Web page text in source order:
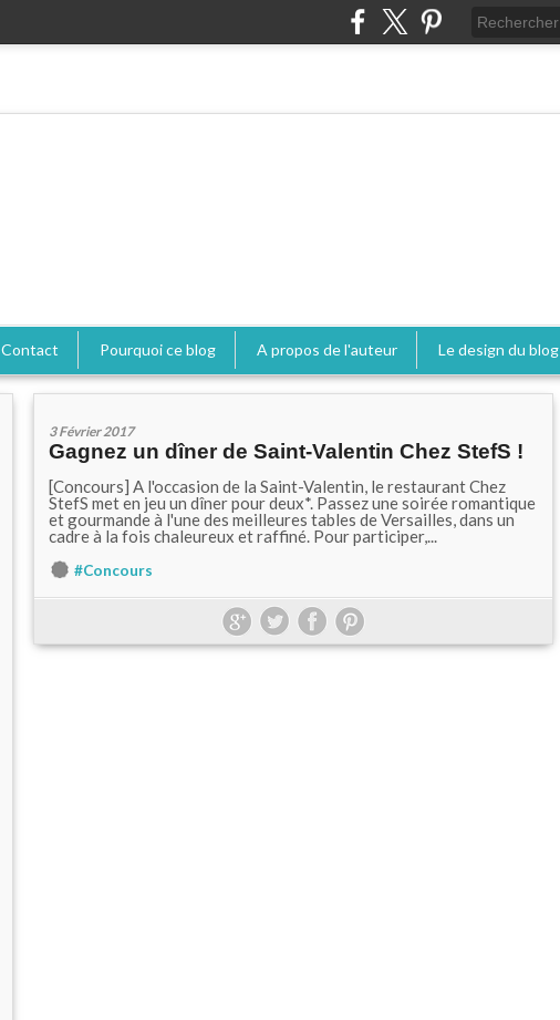
Contact Pourquoi ce blog A propos de l'auteur Le design du blog
3 Février 2017
Gagnez un dîner de Saint-Valentin Chez StefS !
[Concours] A l'occasion de la Saint-Valentin, le restaurant Chez
StefS met en jeu un dîner pour deux*. Passez une soirée romantique
et gourmande à l'une des meilleures tables de Versailles, dans un
cadre à la fois chaleureux et raffiné. Pour participer,...
#Concours